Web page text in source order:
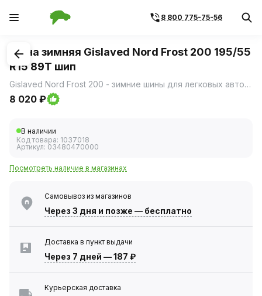
8 800 775-75-56
1/3
Шина зимняя Gislaved Nord Frost 200 195/55
R15 89T шип
Gislaved Nord Frost 200 - зимние шины для легковых автомобилей, которые обеспечивают: • Высокое сцепление и управляемость на льду, надёжное удержание шипов.
8 020 ₽
В наличии
Код товара: 1037018
Артикул: 03480470000
Посмотреть наличие в магазинах
Самовывоз из магазинов
Через 3 дня и позже — бесплатно
Доставка в пункт выдачи
Через 7 дней —187 ₽
Курьерская доставка